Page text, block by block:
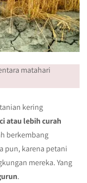
matahari
kering
atau lebihcurah
berkembang
pun, karena petani
mereka. Yang
.